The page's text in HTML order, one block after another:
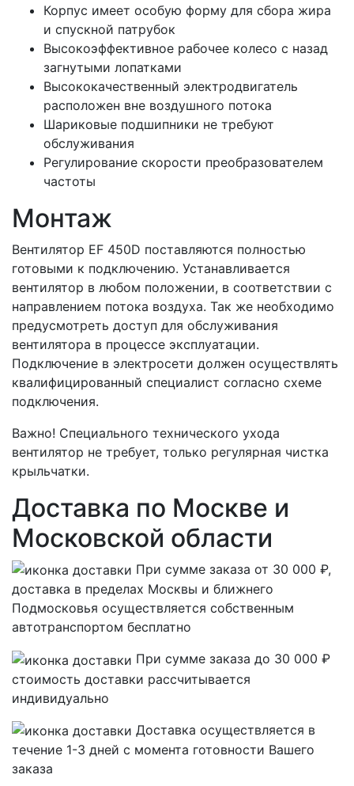
Корпус имеет особую форму для сбора жира
и спускной патрубок
Высокоэффективное рабочее колесо с назад
загнутыми лопатками
Высококачественный электродвигатель
расположен вне воздушного потока
Шариковые подшипники не требуют
обслуживания
Регулирование скорости преобразователем
частоты
Монтаж
Вентилятор EF 450D поставляются полностью
готовыми к подключению. Устанавливается
вентилятор в любом положении, в соответствии с
направлением потока воздуха. Так же необходимо
предусмотреть доступ для обслуживания
вентилятора в процессе эксплуатации.
Подключение в электросети должен осуществлять
квалифицированный специалист согласно схеме
подключения.
Важно! Специального технического ухода
вентилятор не требует, только регулярная чистка
крыльчатки.
Доставка по Москве и
Московской области
При сумме заказа от 30 000 ₽,
доставка в пределах Москвы и ближнего
Подмосковья осуществляется собственным
автотранспортом бесплатно
При сумме заказа до 30 000 ₽
стоимость доставки рассчитывается
индивидуально
Доставка осуществляется в
течение 1-3 дней с момента готовности Вашего
заказа